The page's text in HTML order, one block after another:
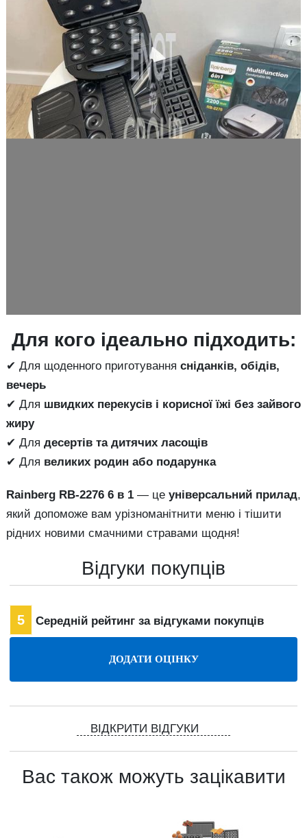
Для кого ідеально підходить:
✔ Для щоденного приготування сніданків, обідів,
вечерь
✔ Для швидких перекусів і корисної їжі без зайвого
жиру
✔ Для десертів та дитячих ласощів
✔ Для великих родин або подарунка
Rainberg RB-2276 6 в 1 — це універсальний прилад,
який допоможе вам урізноманітнити меню і тішити
рідних новими смачними стравами щодня!
Відгуки покупців
5 Середній рейтинг за відгуками покупців
ВІДКРИТИ ВІДГУКИ
Вас також можуть зацікавити